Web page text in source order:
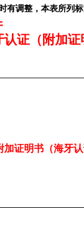
有调整，本表所列
证（附加
证明书（海牙